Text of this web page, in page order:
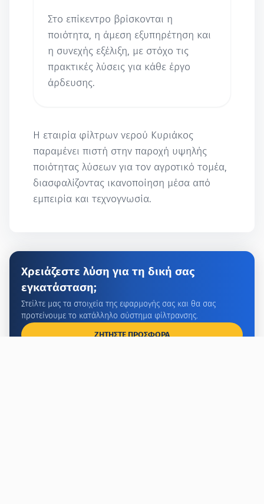
Στο επίκεντρο βρίσκονται η
ποιότητα, η άμεση εξυπηρέτηση και
η συνεχής εξέλιξη, με στόχο τις
πρακτικές λύσεις για κάθε έργο
άρδευσης.
Η εταιρία φίλτρων νερού Κυριάκος
παραμένει πιστή στην παροχή υψηλής
ποιότητας λύσεων για τον αγροτικό τομέα,
διασφαλίζοντας ικανοποίηση μέσα από
εμπειρία και τεχνογνωσία.
Χρειάζεστε λύση για τη δική σας
εγκατάσταση;
Στείλτε μας τα στοιχεία της εφαρμογής σας και θα σας
προτείνουμε το κατάλληλο σύστημα φίλτρανσης.
ΖΗΤΗΣΤΕ ΠΡΟΣΦΟΡΑ